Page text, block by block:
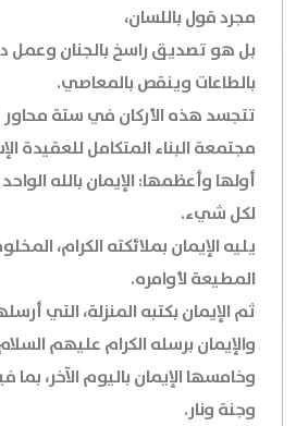
مجرد قول باللسان،
بل هو تصديق راسخ بالجنان وعمل
بالطاعات وينقص بالمعاصي.
تتجسد هذه الأركان في ستة
مجتمعة البناء المتكامل للعقيدة
أولها وأعظمها: الإيمان بالله الواحد
لكل شيء.
يليه الإيمان بملائكته الكرام،
المطيعة لأوامره.
ثم الإيمان بكتبه المنزلة، التي
والإيمان برسله الكرام عليهم
وخامسها الإيمان باليوم الآخر،
وجنة ونار.